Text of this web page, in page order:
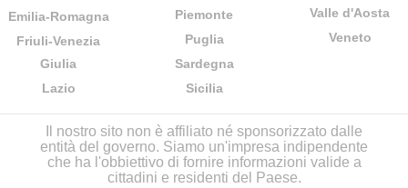
Emilia-Romagna
Friuli-Venezia
Giulia
Lazio
Piemonte
Puglia
Sardegna
Sicilia
Valle d'Aosta
Veneto
Il nostro sito non è affiliato né sponsorizzato dalle
entità del governo. Siamo un'impresa indipendente
che ha l'obbiettivo di fornire informazioni valide a
cittadini e residenti del Paese.